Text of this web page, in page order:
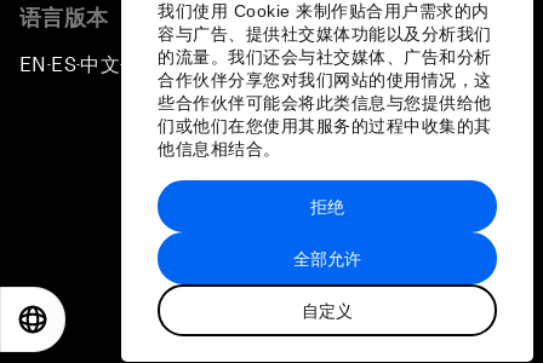
我们使用 Cookie 来制作贴合用户需求的内
容与广告、提供社交媒体功能以及分析我们
的流量。我们还会与社交媒体、广告和分析
合作伙伴分享您对我们网站的使用情况，这
些合作伙伴可能会将此类信息与您提供给他
们或他们在您使用其服务的过程中收集的其
他信息相结合。
全部允许
自定义
拒绝
语言版本
EN ▪ ES▪中文▪ 日本語
站点地图
世界经济论坛